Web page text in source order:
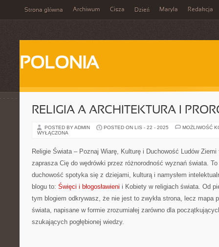
Strona główna Archiwum Cisza Dzień Maryla Redakcja
POLONIA
RELIGIA A ARCHITEKTURA I
POSTED BY ADMIN POSTED ON LIS - 22 - 2025
MOŻLIWOŚĆ
WYŁĄCZONA
Religie Świata – Poznaj Wiarę, Kulturę i Duchowość Ludów
zaprasza Cię do wędrówki przez różnorodność wyznań świata.
duchowość spotyka się z dziejami, kulturą i namysłem
blogu to: Święci i błogosławieni i Kobiety w religiach świata. Od
tym blogiem odkrywasz, że nie jest to zwykła strona, lecz mapa
świata, napisane w formie zrozumiałej zarówno dla
szukających pogłębionej wiedzy.